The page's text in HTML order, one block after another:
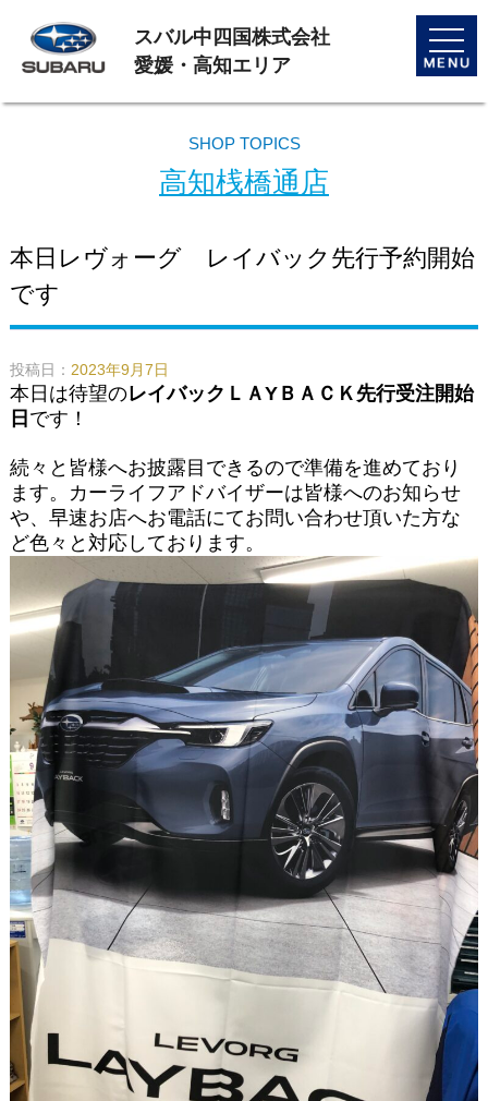
toggle
スバル中四国株式会社
愛媛・高知エリア
SHOP TOPICS
高知桟橋通店
本日レヴォーグ レイバック先行予約開始
です
投稿日： 2023年9月7日
本日は待望のレイバックＬＡYＢＡＣＫ先行受注開始
日 です！
続々と皆様へお披露目できるので準備を進めており
ます。カーライフアドバイザーは皆様へのお知らせ
や、早速お店へお電話にてお問い合わせ頂いた方な
ど色々と対応しております。